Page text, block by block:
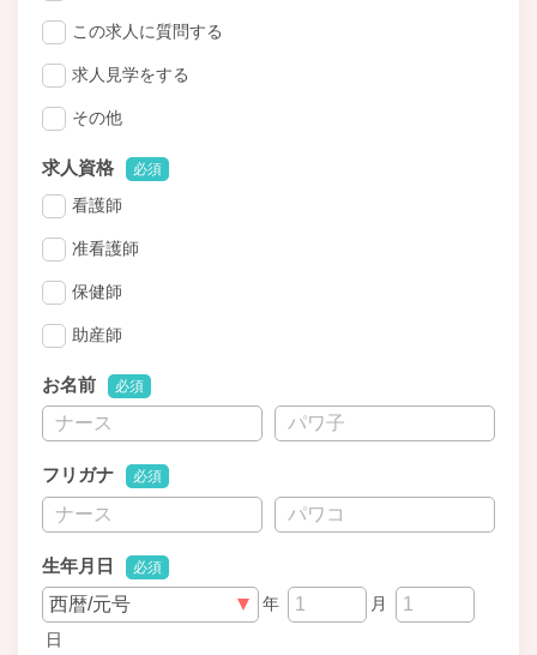
この求人に質問する
求人見学をする
その他
求人資格 必須
看護師
准看護師
保健師
助産師
お名前 必須
フリガナ 必須
生年月日 必須
年
月
日